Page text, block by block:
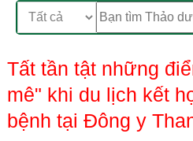
Tất tần tật những
mê" khi du lịch kết
bệnh tại Đông y